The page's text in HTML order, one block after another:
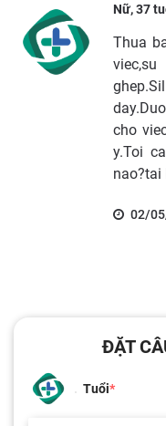
Nữ, 37
Thua
cho
y.Toi
nao?tai
02/
ĐẶT
Tuổi